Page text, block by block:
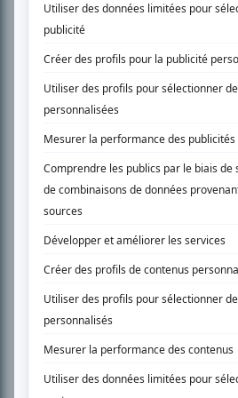
SUR LE RÉSEAU BIZZ MÉDIA
PLAN DU SITE
Accueil
Liste des oeuvres
Recherche avancée
À propos
Nous contacter
Termes et conditions
Politique de confidentialité
Gestion du consentement